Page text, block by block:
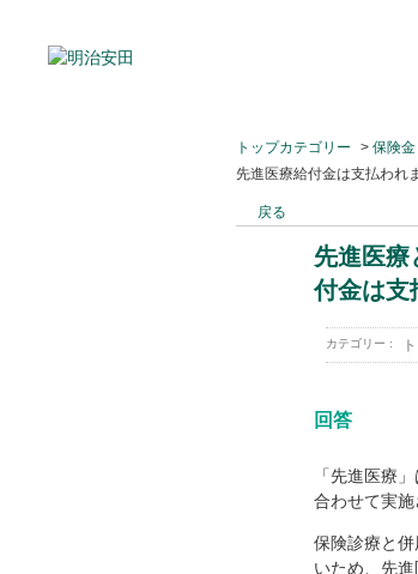
トップカテゴリー > 保険金
先進医療給付金は支払われ
戻る
先進医療
付金は支
カテゴリー :
回答
「先進医療
合わせて実施
保険診療と
いため、先進